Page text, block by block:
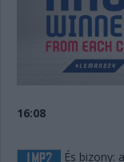
16:08
És bizony: